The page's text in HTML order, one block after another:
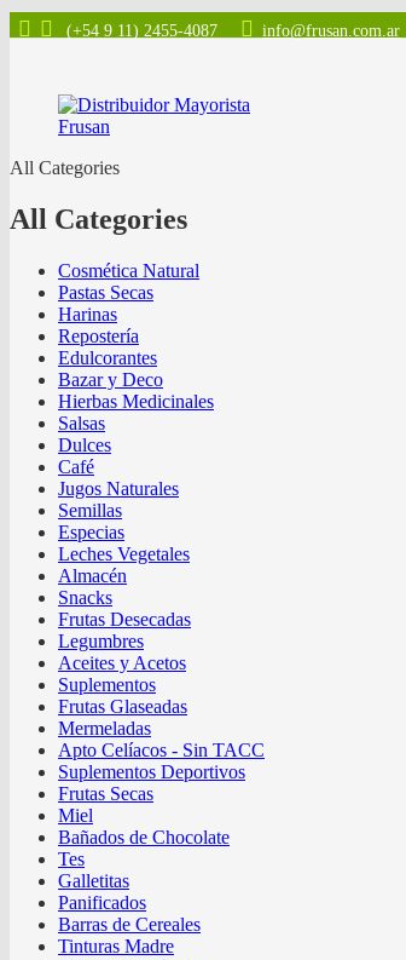
(+54 9 11) 2455-4087 info@frusan.com.ar
All Categories
All Categories
Cosmética Natural
Pastas Secas
Harinas
Repostería
Edulcorantes
Bazar y Deco
Hierbas Medicinales
Salsas
Dulces
Café
Jugos Naturales
Semillas
Especias
Leches Vegetales
Almacén
Snacks
Frutas Desecadas
Legumbres
Aceites y Acetos
Suplementos
Frutas Glaseadas
Mermeladas
Apto Celíacos - Sin TACC
Suplementos Deportivos
Frutas Secas
Miel
Bañados de Chocolate
Tes
Galletitas
Panificados
Barras de Cereales
Tinturas Madre